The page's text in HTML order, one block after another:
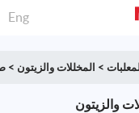
Eng
> المخللات والزيتون >
والزيتون